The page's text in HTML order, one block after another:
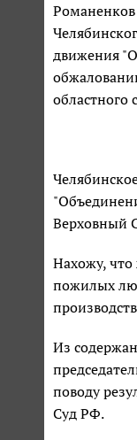
движения
областного
Верховный
Нахожу,
пожилых
Из
поводу
Суд РФ.